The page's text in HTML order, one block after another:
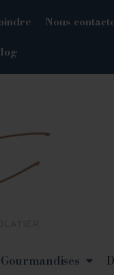
Nous
Gourmandises